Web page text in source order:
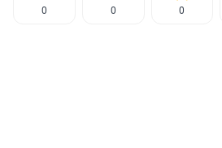
0 0 0